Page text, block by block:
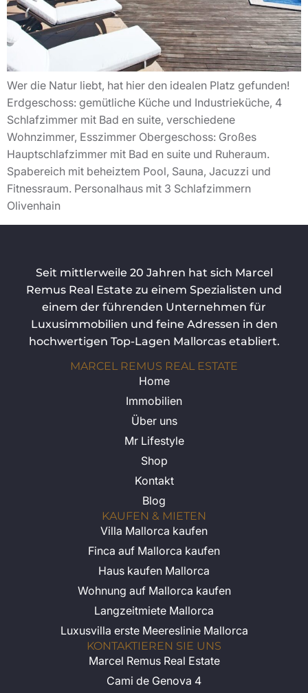
Wer die Natur liebt, hat hier den idealen Platz gefunden!
Erdgeschoss: gemütliche Küche und Industrieküche, 4
Schlafzimmer mit Bad en suite, verschiedene
Wohnzimmer, Esszimmer Obergeschoss: Großes
Hauptschlafzimmer mit Bad en suite und Ruheraum.
Spabereich mit beheiztem Pool, Sauna, Jacuzzi und
Fitnessraum. Personalhaus mit 3 Schlafzimmern
Olivenhain
Seit mittlerweile 20 Jahren hat sich Marcel
Remus Real Estate zu einem Spezialisten und
einem der führenden Unternehmen für
Luxusimmobilien und feine Adressen in den
hochwertigen Top-Lagen Mallorcas etabliert.
MARCEL REMUS REAL ESTATE
Home
Immobilien
Über uns
Mr Lifestyle
Shop
Kontakt
Blog
KAUFEN & MIETEN
Villa Mallorca kaufen
Finca auf Mallorca kaufen
Haus kaufen Mallorca
Wohnung auf Mallorca kaufen
Langzeitmiete Mallorca
Luxusvilla erste Meereslinie Mallorca
KONTAKTIEREN SIE UNS
Marcel Remus Real Estate
Cami de Genova 4